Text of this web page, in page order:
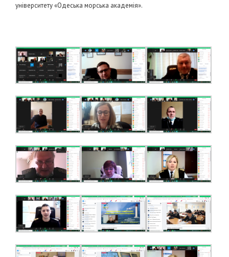
університету «Одеська морська академія».